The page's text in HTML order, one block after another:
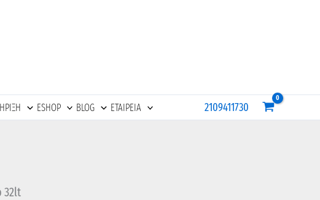
ESHOP BLOG ΕΤΑΙΡΕΙΑ 2109411730
32lt